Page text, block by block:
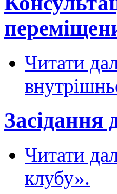
Читати
Засідання
Читати
клубу».